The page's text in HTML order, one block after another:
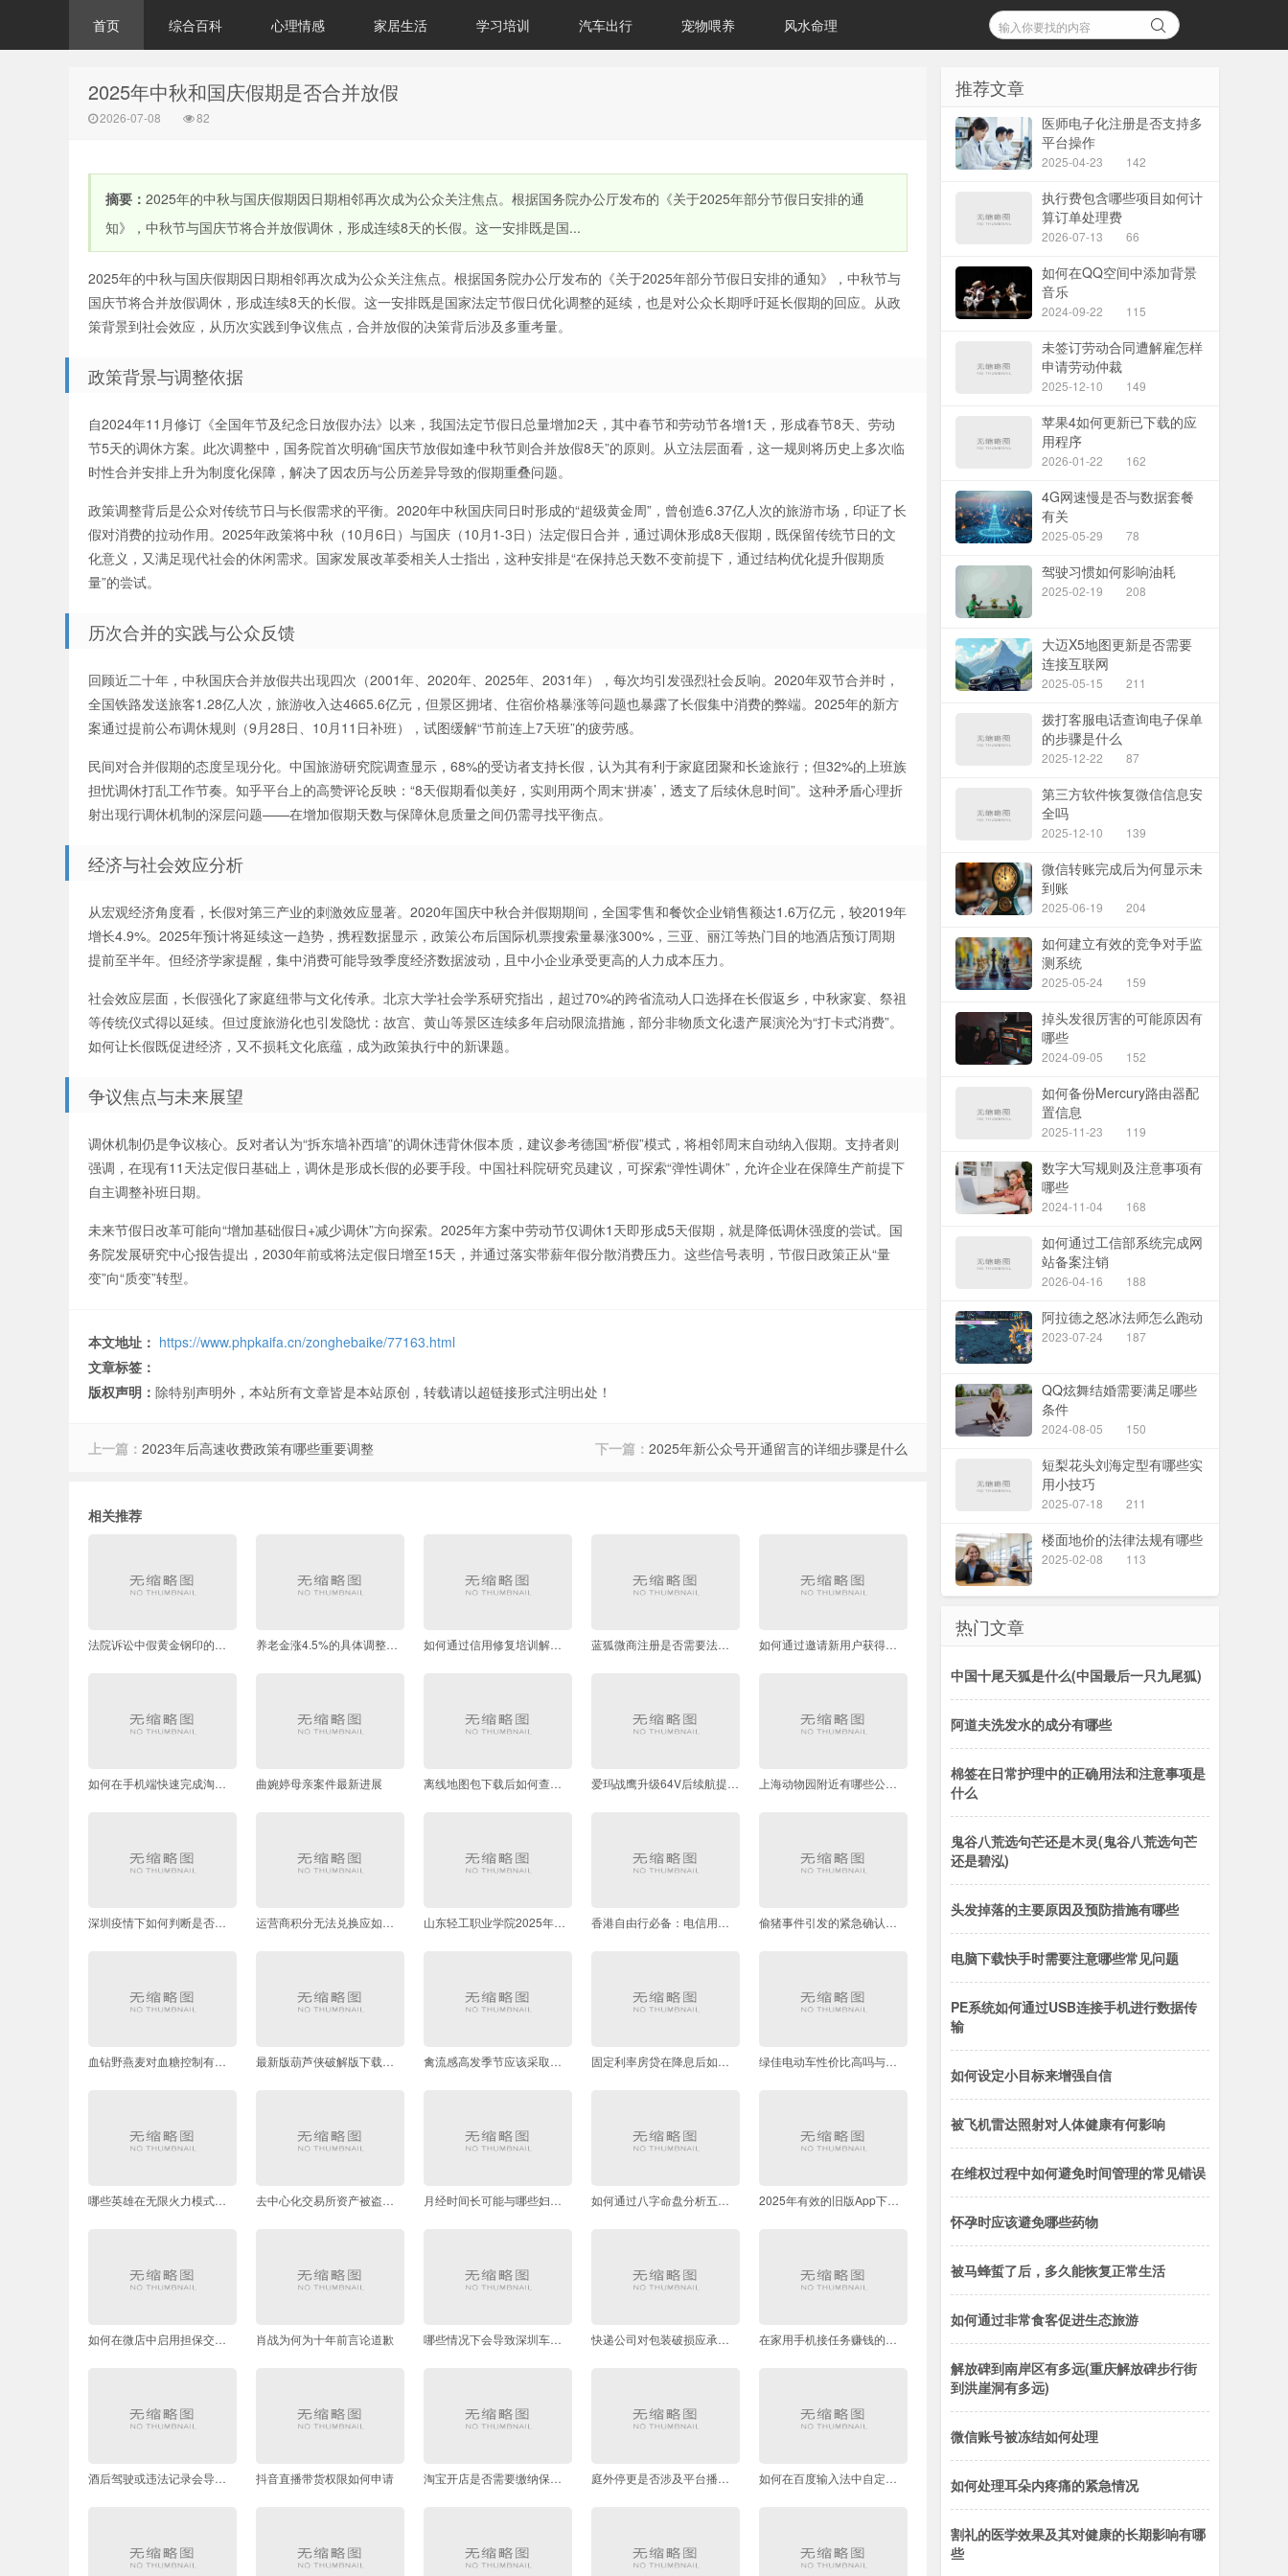
首页 综合百科 心理情感 家居生活 学习培训 汽车出行 宠物喂养 风水命理
2025年中秋和国庆假期是否合并放假
2026-07-08 82
摘要： 2025年的中秋与国庆假期因日期相邻再次成为公众关注焦点。根据国务院办公厅发布的《关于2025年部分节假日安排的通
知》，中秋节与国庆节将合并放假调休，形成连续8天的长假。这一安排既是国...
2025年的中秋与国庆假期因日期相邻再次成为公众关注焦点。根据国务院办公厅发布的《关于2025年部分节假日安排的通知》，中秋节与
国庆节将合并放假调休，形成连续8天的长假。这一安排既是国家法定节假日优化调整的延续，也是对公众长期呼吁延长假期的回应。从政
策背景到社会效应，从历次实践到争议焦点，合并放假的决策背后涉及多重考量。
政策背景与调整依据
自2024年11月修订《全国年节及纪念日放假办法》以来，我国法定节假日总量增加2天，其中春节和劳动节各增1天，形成春节8天、劳动
节5天的调休方案。此次调整中，国务院首次明确“国庆节放假如逢中秋节则合并放假8天”的原则。从立法层面看，这一规则将历史上多次临
时性合并安排上升为制度化保障，解决了因农历与公历差异导致的假期重叠问题。
政策调整背后是公众对传统节日与长假需求的平衡。2020年中秋国庆同日时形成的“超级黄金周”，曾创造6.37亿人次的旅游市场，印证了长
假对消费的拉动作用。2025年政策将中秋（10月6日）与国庆（10月1-3日）法定假日合并，通过调休形成8天假期，既保留传统节日的文
化意义，又满足现代社会的休闲需求。国家发展改革委相关人士指出，这种安排是“在保持总天数不变前提下，通过结构优化提升假期质
量”的尝试。
历次合并的实践与公众反馈
回顾近二十年，中秋国庆合并放假共出现四次（2001年、2020年、2025年、2031年），每次均引发强烈社会反响。2020年双节合并时，
全国铁路发送旅客1.28亿人次，旅游收入达4665.6亿元，但景区拥堵、住宿价格暴涨等问题也暴露了长假集中消费的弊端。2025年的新方
案通过提前公布调休规则（9月28日、10月11日补班），试图缓解“节前连上7天班”的疲劳感。
民间对合并假期的态度呈现分化。中国旅游研究院调查显示，68%的受访者支持长假，认为其有利于家庭团聚和长途旅行；但32%的上班族
担忧调休打乱工作节奏。知乎平台上的高赞评论反映：“8天假期看似美好，实则用两个周末‘拼凑’，透支了后续休息时间”。这种矛盾心理折
射出现行调休机制的深层问题——在增加假期天数与保障休息质量之间仍需寻找平衡点。
经济与社会效应分析
从宏观经济角度看，长假对第三产业的刺激效应显著。2020年国庆中秋合并假期期间，全国零售和餐饮企业销售额达1.6万亿元，较2019年
增长4.9%。2025年预计将延续这一趋势，携程数据显示，政策公布后国际机票搜索量暴涨300%，三亚、丽江等热门目的地酒店预订周期
提前至半年。但经济学家提醒，集中消费可能导致季度经济数据波动，且中小企业承受更高的人力成本压力。
社会效应层面，长假强化了家庭纽带与文化传承。北京大学社会学系研究指出，超过70%的跨省流动人口选择在长假返乡，中秋家宴、祭祖
等传统仪式得以延续。但过度旅游化也引发隐忧：故宫、黄山等景区连续多年启动限流措施，部分非物质文化遗产展演沦为“打卡式消费”。
如何让长假既促进经济，又不损耗文化底蕴，成为政策执行中的新课题。
争议焦点与未来展望
调休机制仍是争议核心。反对者认为“拆东墙补西墙”的调休违背休假本质，建议参考德国“桥假”模式，将相邻周末自动纳入假期。支持者则
强调，在现有11天法定假日基础上，调休是形成长假的必要手段。中国社科院研究员建议，可探索“弹性调休”，允许企业在保障生产前提下
自主调整补班日期。
未来节假日改革可能向“增加基础假日+减少调休”方向探索。2025年方案中劳动节仅调休1天即形成5天假期，就是降低调休强度的尝试。国
务院发展研究中心报告提出，2030年前或将法定假日增至15天，并通过落实带薪年假分散消费压力。这些信号表明，节假日政策正从“量
变”向“质变”转型。
本文地址： https://www.phpkaifa.cn/zonghebaike/77163.html
文章标签：
版权声明： 除特别声明外，本站所有文章皆是本站原创，转载请以超链接形式注明出处！
上一篇： 2023年后高速收费政策有哪些重要调整 下一篇： 2025年新公众号开通留言的详细步骤是什么
相关推荐
法院诉讼中假黄金钢印的举证要点与胜诉关键 养老金涨4.5%的具体调整机制是什么 如何通过信用修复培训解除失信人名单 蓝狐微商注册是否需要法人人脸识别 如何通过邀请新用户获得万能福
如何在手机端快速完成淘宝店铺注册 曲婉婷母亲案件最新进展 离线地图包下载后如何查看和管理 爱玛战鹰升级64V后续航提升效果实测案例 上海动物园附近有哪些公交线路
深圳疫情下如何判断是否感染新冠病毒 运营商积分无法兑换应如何维权 山东轻工职业学院2025年综合实力排名如何 香港自由行必备：电信用户流量开通最新注意事项 偷猪事件引发的紧急确认对话
血钻野燕麦对血糖控制有帮助吗 最新版葫芦侠破解版下载步骤指南 禽流感高发季节应该采取哪些防护措施 固定利率房贷在降息后如何调整 绿佳电动车性价比高吗与其他品牌对比如何
哪些英雄在无限火力模式中表现强势 去中心化交易所资产被盗如何追查责任主体 月经时间长可能与哪些妇科疾病有关如何排查 如何通过八字命盘分析五行缺失情况 2025年有效的旧版App下载方法有哪些
如何在微店中启用担保交易认证 肖战为何为十年前言论道歉 哪些情况下会导致深圳车牌摇号资格失效 快递公司对包装破损应承担哪些责任 在家用手机接任务赚钱的方法可靠吗
酒后驾驶或违法记录会导致保费上浮多少 抖音直播带货权限如何申请 淘宝开店是否需要缴纳保证金具体规则是什么 庭外停更是否涉及平台播放策略调整 如何在百度输入法中自定义键盘主题和背景
推荐文章
医师电子化注册是否支持多
平台操作
2025-04-23 142
执行费包含哪些项目如何计
算订单处理费
2026-07-13 66
如何在QQ空间中添加背景
音乐
2024-09-22 115
未签订劳动合同遭解雇怎样
申请劳动仲裁
2025-12-10 149
苹果4如何更新已下载的应
用程序
2026-01-22 162
4G网速慢是否与数据套餐
有关
2025-05-29 78
驾驶习惯如何影响油耗
2025-02-19 208
大迈X5地图更新是否需要
连接互联网
2025-05-15 211
拨打客服电话查询电子保单
的步骤是什么
2025-12-22 87
第三方软件恢复微信信息安
全吗
2025-12-10 139
微信转账完成后为何显示未
到账
2025-06-19 204
如何建立有效的竞争对手监
测系统
2025-05-24 159
掉头发很厉害的可能原因有
哪些
2024-09-05 152
如何备份Mercury路由器配
置信息
2025-11-23 119
数字大写规则及注意事项有
哪些
2024-11-04 168
如何通过工信部系统完成网
站备案注销
2026-04-16 188
阿拉德之怒冰法师怎么跑动
2023-07-24 187
QQ炫舞结婚需要满足哪些
条件
2024-08-05 150
短梨花头刘海定型有哪些实
用小技巧
2025-07-18 211
楼面地价的法律法规有哪些
2025-02-08 113
热门文章
中国十尾天狐是什么(中国最后一只九尾狐)
阿道夫洗发水的成分有哪些
棉签在日常护理中的正确用法和注意事项是
什么
鬼谷八荒选句芒还是木灵(鬼谷八荒选句芒
还是碧泓)
头发掉落的主要原因及预防措施有哪些
电脑下载快手时需要注意哪些常见问题
PE系统如何通过USB连接手机进行数据传
输
如何设定小目标来增强自信
被飞机雷达照射对人体健康有何影响
在维权过程中如何避免时间管理的常见错误
怀孕时应该避免哪些药物
被马蜂蜇了后，多久能恢复正常生活
如何通过非常食客促进生态旅游
解放碑到南岸区有多远(重庆解放碑步行街
到洪崖洞有多远)
微信账号被冻结如何处理
如何处理耳朵内疼痛的紧急情况
割礼的医学效果及其对健康的长期影响有哪
些